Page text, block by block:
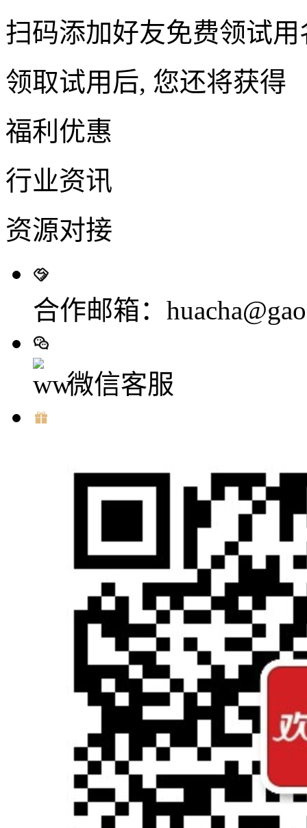
扫码添加好友免费领试用
领取试用后, 您还将获得
福利优惠
行业资讯
资源对接
合作邮箱：
微信客服